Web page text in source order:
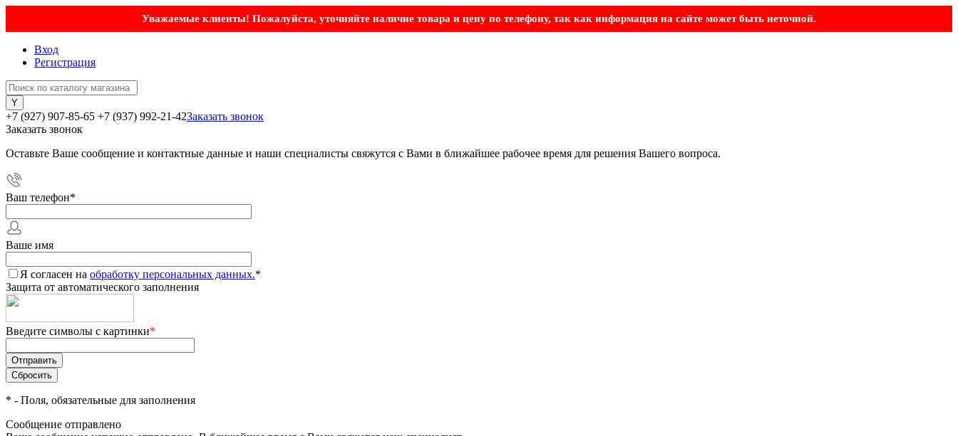
Уважаемые клиенты! Пожалуйста, уточняйте наличие товара и цену по телефону, так как информация на сайте может быть неточной.
Вход
Регистрация
+7 (927) 907-85-65 +7 (937) 992-21-42Заказать звонок
Заказать звонок
Оставьте Ваше сообщение и контактные данные и наши специалисты свяжутся с Вами в ближайшее рабочее время для решения Вашего вопроса.
Ваш телефон*
Ваше имя
Я согласен на обработку персональных данных.*
Защита от автоматического заполнения
Введите символы с картинки*
* - Поля, обязательные для заполнения
Сообщение отправлено